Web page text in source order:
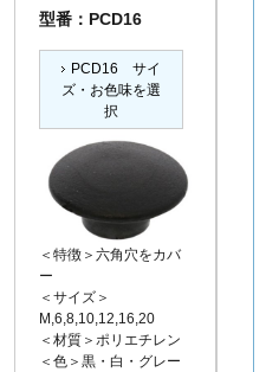
型番：PCD16
PCD16 サイ
ズ・お色味を選
択
＜特徴＞六角穴をカバ
ー
＜サイズ＞
M,6,8,10,12,16,20
＜材質＞ポリエチレン
＜色＞黒・白・グレー